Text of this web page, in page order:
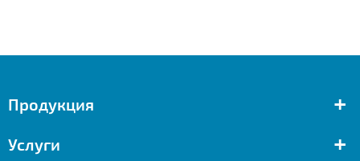
Продукция +
Услуги +